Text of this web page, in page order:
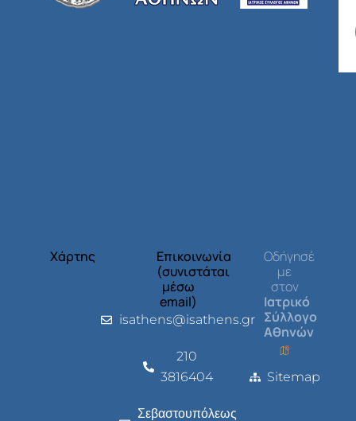
Χάρτης
Επικοινωνία
(συνιστάται
μέσω
email)
isathens@isathens.gr
210
3816404
Σεβαστουπόλεως
Οδήγησέ
με
στον
Ιατρικό
Σύλλογο
Αθηνών
Sitemap